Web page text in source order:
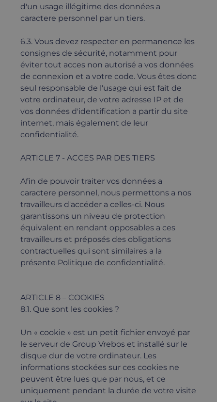
d'un usage illégitime des données a
caractere personnel par un tiers.
6.3. Vous devez respecter en permanence les
consignes de sécurité, notamment pour
éviter tout acces non autorisé a vos données
de connexion et a votre code. Vous êtes donc
seul responsable de l'usage qui est fait de
votre ordinateur, de votre adresse IP et de
vos données d'identification a partir du site
internet, mais également de leur
confidentialité.
ARTICLE 7 - ACCES PAR DES TIERS
Afin de pouvoir traiter vos données a
caractere personnel, nous permettons a nos
travailleurs d'accéder a celles-ci. Nous
garantissons un niveau de protection
équivalent en rendant opposables a ces
travailleurs et préposés des obligations
contractuelles qui sont similaires a la
présente Politique de confidentialité.
ARTICLE 8 – COOKIES
8.1. Que sont les cookies ?
Un « cookie » est un petit fichier envoyé par
le serveur de Group Vrebos et installé sur le
disque dur de votre ordinateur. Les
informations stockées sur ces cookies ne
peuvent être lues que par nous, et ce
uniquement pendant la durée de votre visite